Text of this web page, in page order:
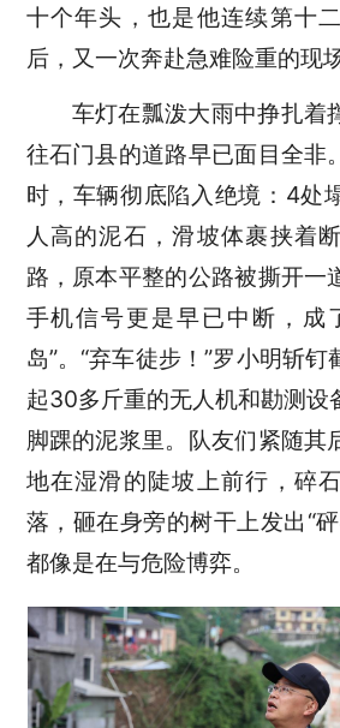
十个年头，也是他连续第十
后，又一次奔赴急难险重的现场
车灯在瓢泼大雨中挣扎着
往石门县的道路早已面目全非
时，车辆彻底陷入绝境： 4处
人高的泥石，滑坡体裹挟着
路，原本平整的公路被撕开一
手机信号更是早已中断，成
岛”。“弃车徒步！”罗小明斩
起30多斤重的无人机和勘测设
脚踝的泥浆里。队友们紧随其
地在湿滑的陡坡上前行，碎
落，砸在身旁的树干上发出“
都像是在与危险博弈。